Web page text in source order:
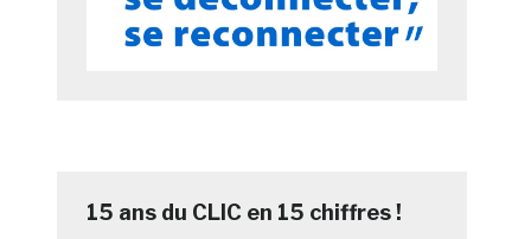
15 ans du CLIC en 15 chiffres !